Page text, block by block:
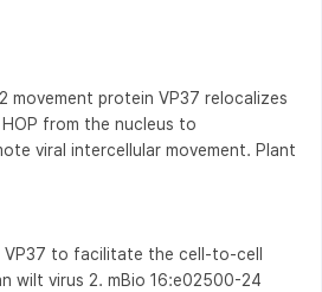
from the nucleus to
viral intercellular movement. Plant
wilt virus 2. mBio 16:e02500-24